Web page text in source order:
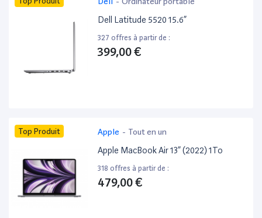
Dell Latitude 5520 15.6”
327 offres à partir de :
399,00 €
Top Produit Apple - Tout en un
Apple MacBook Air 13” (2022) 1To
318 offres à partir de :
479,00 €